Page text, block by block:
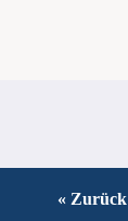
« Zurück